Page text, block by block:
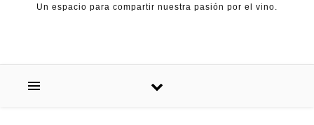
Un espacio para compartir nuestra pasión por el vino.